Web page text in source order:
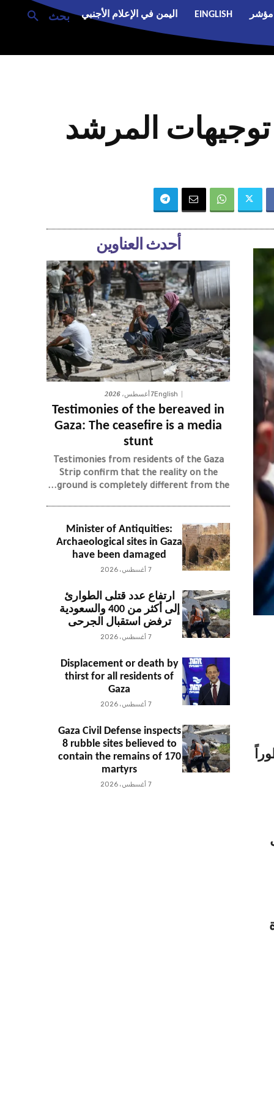
بحث مؤشر EINGLISH اليمن في الإعلام الأجنبي
توجيهات المرشد
أحدث العناوين
English7 أغسطس، 2026
Testimonies of the bereaved in
Gaza: The ceasefire is a media
stunt
Testimonies from residents of the Gaza
Strip confirm that the reality on the
ground is completely different from the...
Minister of Antiquities:
Archaeological sites in Gaza
have been damaged
7 أغسطس، 2026
ارتفاع عدد قتلى الطوارئ
إلى أكثر من 400 والسعودية
ترفض استقبال الجرحى
7 أغسطس، 2026
Displacement or death by
thirst for all residents of
Gaza
7 أغسطس، 2026
Gaza Civil Defense inspects
8 rubble sites believed to
contain the remains of 170
martyrs
7 أغسطس، 2026